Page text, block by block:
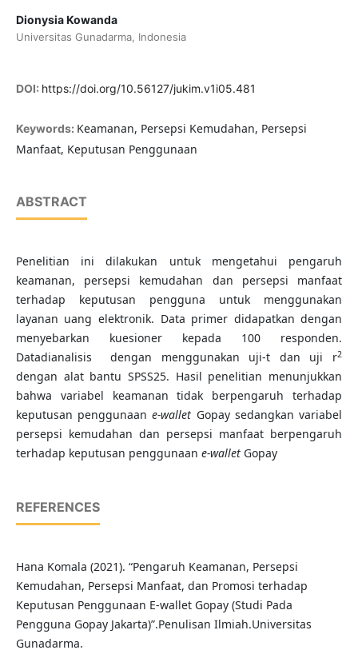
Dionysia Kowanda
Universitas Gunadarma, Indonesia
DOI: https://doi.org/10.56127/jukim.v1i05.481
Keywords: Keamanan, Persepsi Kemudahan, Persepsi
Manfaat, Keputusan Penggunaan
ABSTRACT
Penelitian ini dilakukan untuk mengetahui pengaruh
keamanan, persepsi kemudahan dan persepsi manfaat
terhadap keputusan pengguna untuk menggunakan
layanan uang elektronik. Data primer didapatkan dengan
menyebarkan kuesioner kepada 100 responden.
Datadianalisis dengan menggunakan uji-t dan uji r2
dengan alat bantu SPSS25. Hasil penelitian menunjukkan
bahwa variabel keamanan tidak berpengaruh terhadap
keputusan penggunaane-wallet Gopay sedangkan variabel
persepsi kemudahan dan persepsi manfaat berpengaruh
terhadap keputusan penggunaan e-walletGopay
REFERENCES
Hana Komala (2021). “Pengaruh Keamanan, Persepsi
Kemudahan, Persepsi Manfaat, dan Promosi terhadap
Keputusan Penggunaan E-wallet Gopay (Studi Pada
Pengguna Gopay Jakarta)”.Penulisan Ilmiah.Universitas
Gunadarma.